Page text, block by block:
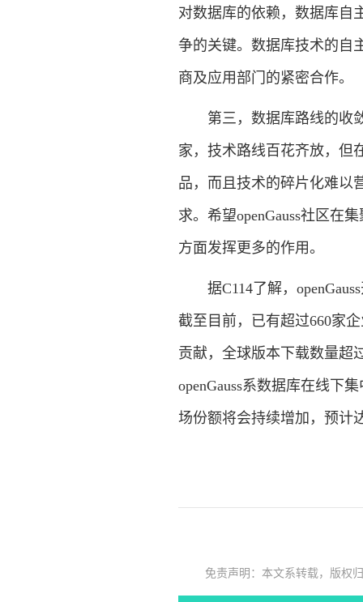
对数据库的依赖，数据库自
争的关键。数据库技术的自
商及应用部门的紧密合作。
第三，数据库路线的收敛
家，技术路线百花齐放，但
品，而且技术的碎片化难以
求。希望openGauss社区在
方面发挥更多的作用。
据C114了解，openGauss
截至目前，已有超过660家
贡献，全球版本下载数量超
openGauss系数据库在线下
场份额将会持续增加，预计
免责声明：本文系转载，版权